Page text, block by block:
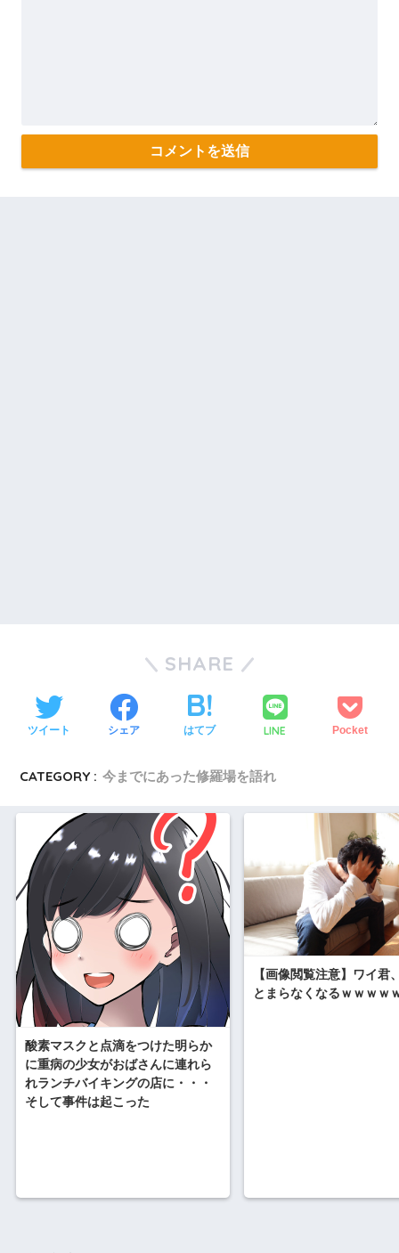
SHARE
ツイート シェア はてブ LINE Pocket
CATEGORY : 今までにあった修羅場を語れ
酸素マスクと点滴をつけた明らか
に重病の少女がおばさんに連れら
れランチバイキングの店に・・・
そして事件は起こった
【画像閲覧注意】ワイ君
とまらなくなるｗｗｗｗ